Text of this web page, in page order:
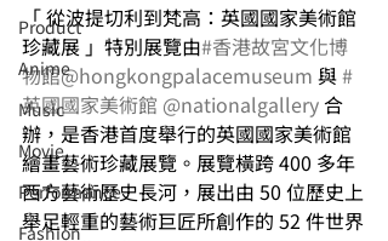
⁠⁠Product
Anime
Music
⁠⁠Movie
⁠⁠Performance
⁠Fashion
「 從波提切利到梵高：英國國家美術館
珍藏展 」特別展覽由#香港故宮文化博
物館@hongkongpalacemuseum 與 #
英國國家美術館 @nationalgallery 合
辦，是香港首度舉行的英國國家美術館
繪畫藝術珍藏展覽。展覽橫跨 400 多年
西方藝術歷史長河，展出由 50 位歷史上
舉足輕重的藝術巨匠所創作的 52 件世界